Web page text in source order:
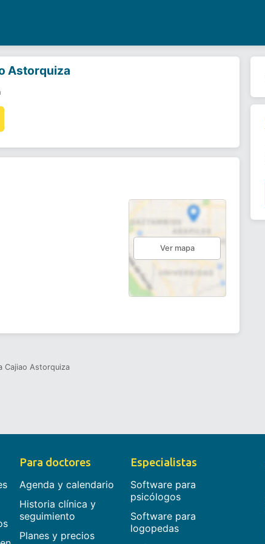
Astorquiza
Ver mapa
Cajiao Astorquiza
Para doctores
Agenda y calendario
Historia clínica y
seguimiento
Planes y precios
Especialistas
Software para
psicólogos
Software para
logopedas